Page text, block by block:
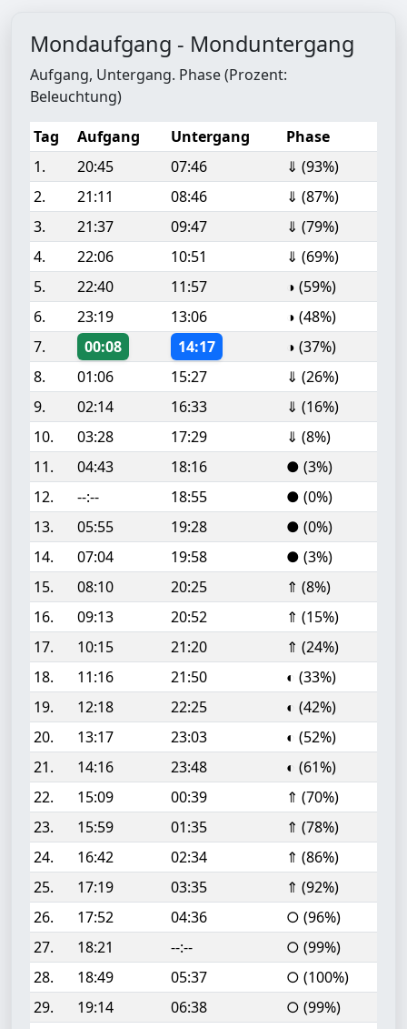
Mondaufgang - Monduntergang
Aufgang, Untergang. Phase (Prozent:
Beleuchtung)
Tag
Aufgang Untergang
Phase
1.
20:45 07:46
⇓ (93%)
2.
21:11 08:46
⇓ (87%)
3.
21:37 09:47
⇓ (79%)
4.
22:06 10:51
⇓ (69%)
5.
22:40 11:57
◑ (59%)
6.
23:19 13:06
◑ (48%)
7.
00:08 14:17
◑ (37%)
8.
01:06 15:27
⇓ (26%)
9.
02:14 16:33
⇓ (16%)
10.
03:28 17:29
⇓ (8%)
11.
04:43 18:16
● (3%)
12.
--:-- 18:55
● (0%)
13.
05:55 19:28
● (0%)
14.
07:04 19:58
● (3%)
15.
08:10 20:25
⇑ (8%)
16.
09:13 20:52
⇑ (15%)
17.
10:15 21:20
⇑ (24%)
18.
11:16 21:50
◐ (33%)
19.
12:18 22:25
◐ (42%)
20.
13:17 23:03
◐ (52%)
21.
14:16 23:48
◐ (61%)
22.
15:09 00:39
⇑ (70%)
23.
15:59 01:35
⇑ (78%)
24.
16:42 02:34
⇑ (86%)
25.
17:19 03:35
⇑ (92%)
26.
17:52 04:36
○ (96%)
27.
18:21 --:--
○ (99%)
28.
18:49 05:37
○ (100%)
29.
19:14 06:38
○ (99%)